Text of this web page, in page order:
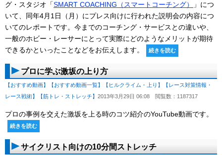
グ・スタジオ「SMART COACHING（スマートコーチング）
」につ
いて、同年4月1日（月）にプレス向けに行われた説明会の内容につ
いてのレポートです。今までのコーチング・サービスとの違いや、
一般のホビー・レーサーにとって実際にどのようなメリットが期待
できるかといったことなどをお伝えします。
続きを読む
プロに学ぶ激坂の上り方
【おすすめ動画】 【おすすめ動画一覧】 【ヒルクライム・上り】
【レース対策情報・
レース戦術】
【筋トレ・ストレッチ】 2013年3月29日 06:08 閲覧数：1187317
プロの事例を交えた激坂を上る時のコツ紹介のYouTube動画です。
続きを読む
サイクリスト向けの10分間ストレッチ